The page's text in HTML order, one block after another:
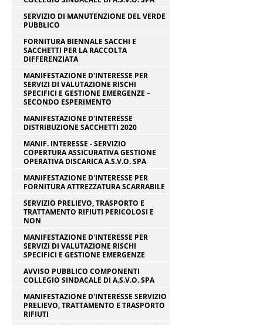
SERVIZIO DI MANUTENZIONE DEL VERDE
PUBBLICO
FORNITURA BIENNALE SACCHI E
SACCHETTI PER LA RACCOLTA
DIFFERENZIATA
MANIFESTAZIONE D'INTERESSE PER
SERVIZI DI VALUTAZIONE RISCHI
SPECIFICI E GESTIONE EMERGENZE –
SECONDO ESPERIMENTO
MANIFESTAZIONE D'INTERESSE
DISTRIBUZIONE SACCHETTI 2020
MANIF. INTERESSE - SERVIZIO
COPERTURA ASSICURATIVA GESTIONE
OPERATIVA DISCARICA A.S.V.O. SPA
MANIFESTAZIONE D'INTERESSE PER
FORNITURA ATTREZZATURA SCARRABILE
SERVIZIO PRELIEVO, TRASPORTO E
TRATTAMENTO RIFIUTI PERICOLOSI E
NON
MANIFESTAZIONE D'INTERESSE PER
SERVIZI DI VALUTAZIONE RISCHI
SPECIFICI E GESTIONE EMERGENZE
AVVISO PUBBLICO COMPONENTI
COLLEGIO SINDACALE DI A.S.V.O. SPA
MANIFESTAZIONE D'INTERESSE SERVIZIO
PRELIEVO, TRATTAMENTO E TRASPORTO
RIFIUTI